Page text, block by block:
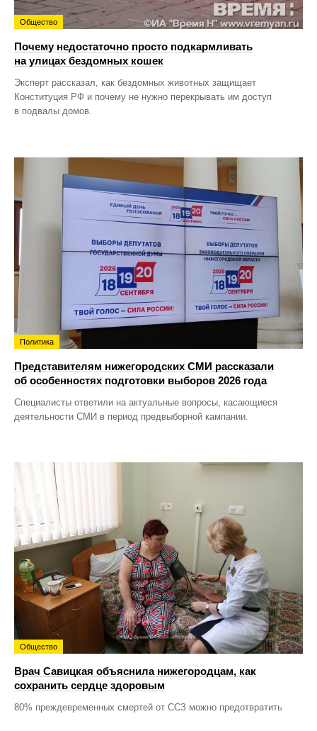
Общество
Почему недостаточно просто подкармливать
на улицах бездомных кошек
Эксперт рассказал, как бездомных животных защищает
Конституция РФ и почему не нужно перекрывать им доступ
в подвалы домов.
Политика
Представителям нижегородских СМИ рассказали
об особенностях подготовки выборов 2026 года
Специалисты ответили на актуальные вопросы, касающиеся
деятельности СМИ в период предвыборной кампании.
Общество
Врач Савицкая объяснила нижегородцам, как
сохранить сердце здоровым
80% преждевременных смертей от ССЗ можно предотвратить